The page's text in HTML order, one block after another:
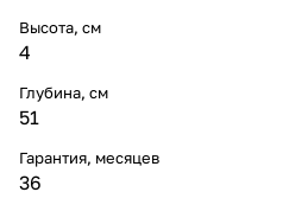
Высота, см
4
Глубина, см
51
Гарантия, месяцев
36